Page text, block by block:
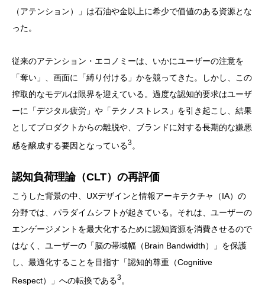
（アテンション）」は石油や金以上に希少で価値のある資源とな
った。
従来のアテンション・エコノミーは、いかにユーザーの注意を
「奪い」、画面に「縛り付ける」かを競ってきた。しかし、この
搾取的なモデルは限界を迎えている。過度な認知的要求はユーザ
ーに「デジタル疲労」や「テクノストレス」を引き起こし、結果
としてプロダクトからの離脱や、ブランドに対する長期的な嫌悪
感を醸成する要因となっている3。
認知負荷理論（CLT）の再評価
こうした背景の中、UXデザインと情報アーキテクチャ（IA）の
分野では、パラダイムシフトが起きている。それは、ユーザーの
エンゲージメントを最大化するために認知資源を消費させるので
はなく、ユーザーの「脳の帯域幅（Brain Bandwidth）」を保護
し、最適化することを目指す「認知的尊重（Cognitive
Respect）」への転換である3。